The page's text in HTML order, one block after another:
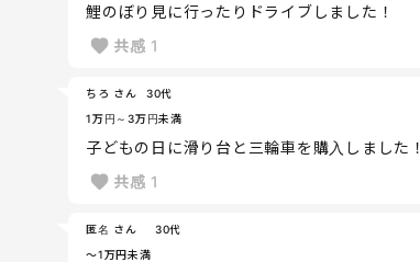
鯉のぼり見に行ったりドライブしました！
共感 1
ちろ さん
30代
1万円～3万円未満
子どもの日に滑り台と三輪車を購入しました！
共感 1
匿名 さん
30代
～1万円未満